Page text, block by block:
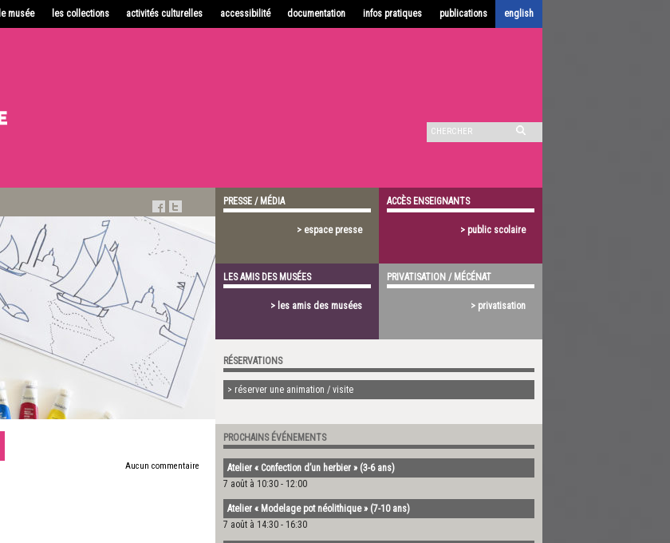
le musée les collections activités culturelles accessibilité documentation infos pratiques publications english
Aucun commentaire
PRESSE / MÉDIA
> espace presse
ACCÈS ENSEIGNANTS
> public scolaire
LES AMIS DES MUSÉES
> les amis des musées
PRIVATISATION / MÉCÉNAT
> privatisation
RÉSERVATIONS
> réserver une animation / visite
PROCHAINS ÉVÉNEMENTS
Atelier « Confection d’un herbier » (3-6 ans)
7 août à 10:30 - 12:00
Atelier « Modelage pot néolithique » (7-10 ans)
7 août à 14:30 - 16:30